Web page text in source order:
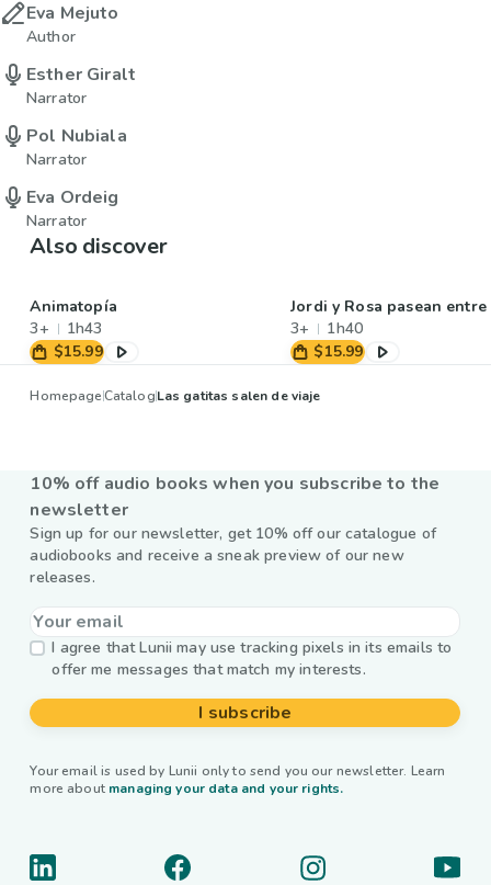
Eva Mejuto
Author
Esther Giralt
Narrator
Pol Nubiala
Narrator
Eva Ordeig
Narrator
Also discover
Animatopía
3+
1h43
$15.99
Jordi y Rosa pasean
3+
1h40
$15.99
HomepageCatalogLas gatitas salen de viaje
10% off audio books when you subscribe to the
newsletter
Sign up for our newsletter, get 10% off our catalogue of
audiobooks and receive a sneak preview of our new
releases.
I agree that Lunii may use tracking pixels in its emails to
offer me messages that match my interests.
I subscribe
Your email is used by Lunii only to send you our newsletter. Learn
more about managing your data and your rights.